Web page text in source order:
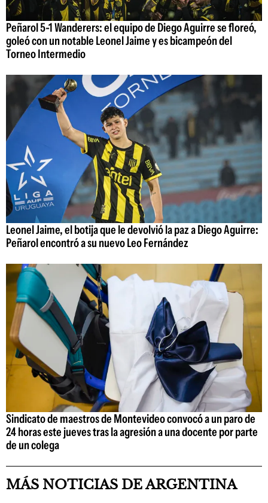
Peñarol 5-1 Wanderers: el equipo de Diego Aguirre se floreó,
goleó con un notable Leonel Jaime y es bicampeón del
Torneo Intermedio
Leonel Jaime, el botija que le devolvió la paz a Diego Aguirre:
Peñarol encontró a su nuevo Leo Fernández
Sindicato de maestros de Montevideo convocó a un paro de
24 horas este jueves tras la agresión a una docente por parte
de un colega
MÁS NOTICIAS DE ARGENTINA